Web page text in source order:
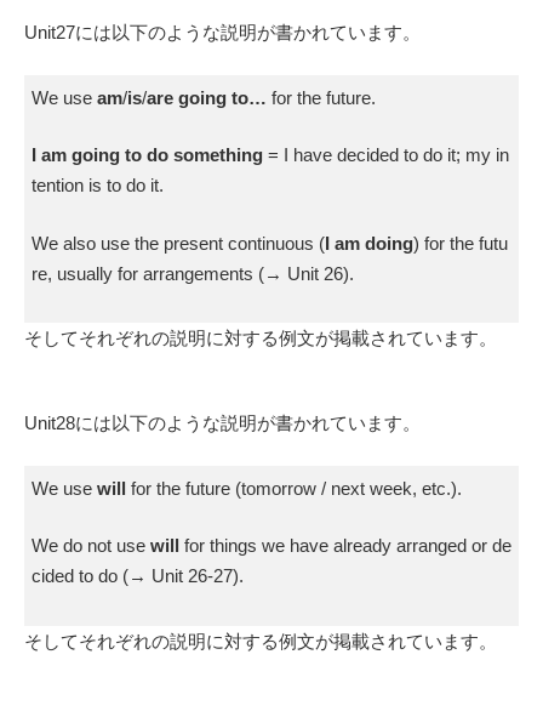
Unit27には以下のような説明が書かれています。
We use am/is/are going to… for the future.
I am going to do something = I have decided to do it; my in
tention is to do it.
We also use the present continuous (I am doing) for the futu
re, usually for arrangements (→ Unit 26).
そしてそれぞれの説明に対する例文が掲載されています。
Unit28には以下のような説明が書かれています。
We use will for the future (tomorrow / next week, etc.).
We do not use will for things we have already arranged or de
cided to do (→ Unit 26-27).
そしてそれぞれの説明に対する例文が掲載されています。